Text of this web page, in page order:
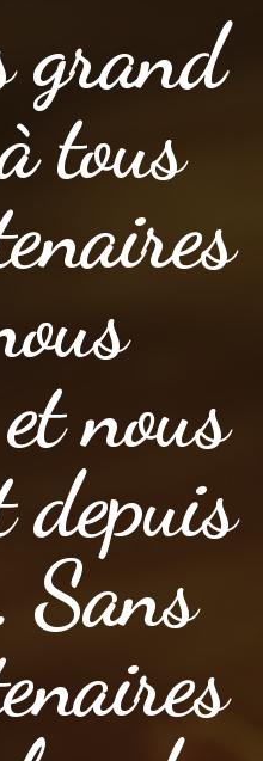
grand
tous
nous
depuis